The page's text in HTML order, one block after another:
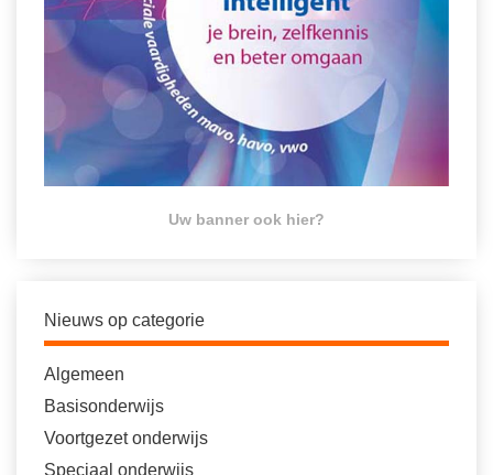
Uw banner ook hier?
Nieuws op categorie
Algemeen
Basisonderwijs
Voortgezet onderwijs
Speciaal onderwijs